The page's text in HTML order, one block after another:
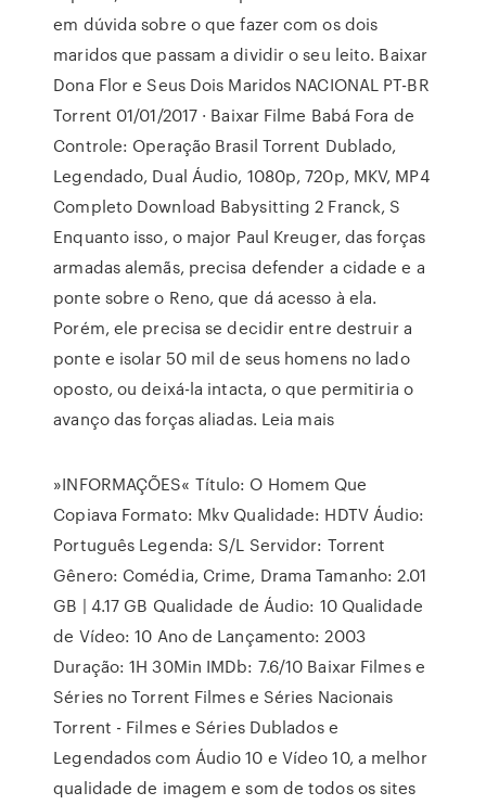
em dúvida sobre o que fazer com os dois
maridos que passam a dividir o seu leito. Baixar
Dona Flor e Seus Dois Maridos NACIONAL PT-BR
Torrent 01/01/2017 · Baixar Filme Babá Fora de
Controle: Operação Brasil Torrent Dublado,
Legendado, Dual Áudio, 1080p, 720p, MKV, MP4
Completo Download Babysitting 2 Franck, S
Enquanto isso, o major Paul Kreuger, das forças
armadas alemãs, precisa defender a cidade e a
ponte sobre o Reno, que dá acesso à ela.
Porém, ele precisa se decidir entre destruir a
ponte e isolar 50 mil de seus homens no lado
oposto, ou deixá-la intacta, o que permitiria o
avanço das forças aliadas. Leia mais
»INFORMAÇÕES« Título: O Homem Que
Copiava Formato: Mkv Qualidade: HDTV Áudio:
Português Legenda: S/L Servidor: Torrent
Gênero: Comédia, Crime, Drama Tamanho: 2.01
GB | 4.17 GB Qualidade de Áudio: 10 Qualidade
de Vídeo: 10 Ano de Lançamento: 2003
Duração: 1H 30Min IMDb: 7.6/10 Baixar Filmes e
Séries no Torrent Filmes e Séries Nacionais
Torrent - Filmes e Séries Dublados e
Legendados com Áudio 10 e Vídeo 10, a melhor
qualidade de imagem e som de todos os sites